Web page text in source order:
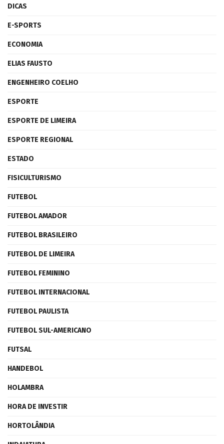
DICAS
E-SPORTS
ECONOMIA
ELIAS FAUSTO
ENGENHEIRO COELHO
ESPORTE
ESPORTE DE LIMEIRA
ESPORTE REGIONAL
ESTADO
FISICULTURISMO
FUTEBOL
FUTEBOL AMADOR
FUTEBOL BRASILEIRO
FUTEBOL DE LIMEIRA
FUTEBOL FEMININO
FUTEBOL INTERNACIONAL
FUTEBOL PAULISTA
FUTEBOL SUL-AMERICANO
FUTSAL
HANDEBOL
HOLAMBRA
HORA DE INVESTIR
HORTOLÂNDIA